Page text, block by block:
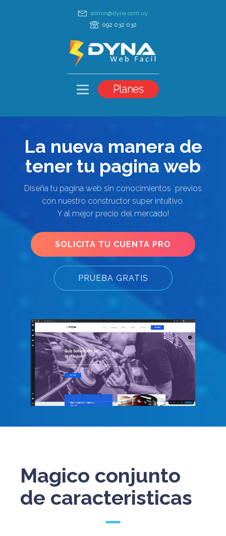
admin@dyna.com.uy
092 032 032
Planes
La nueva manera de
tener tu pagina web
Diseña tu pagina web sin conocimientos previos
con nuestro constructor super intuitivo.
Y al mejor precio del mercado!
SOLICITA TU CUENTA PRO
PRUEBA GRATIS
Magico conjunto
de caracteristicas